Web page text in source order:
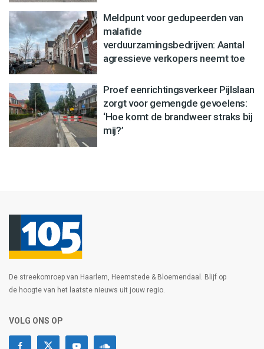
Meldpunt voor gedupeerden van
malafide
verduurzamingsbedrijven: Aantal
agressieve verkopers neemt toe
Proef eenrichtingsverkeer Pijlslaan
zorgt voor gemengde gevoelens:
‘Hoe komt de brandweer straks bij
mij?’
De streekomroep van Haarlem, Heemstede & Bloemendaal. Blijf op
de hoogte van het laatste nieuws uit jouw regio.
VOLG ONS OP